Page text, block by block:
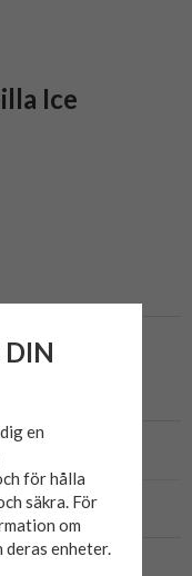
Ice
DIN
en
för hålla
säkra. För
om
deras enheter.